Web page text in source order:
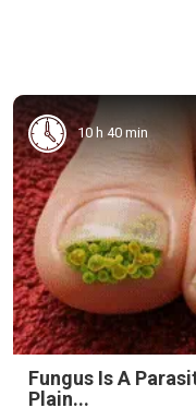
10 h 40 min
Fungus Is A
Plain...